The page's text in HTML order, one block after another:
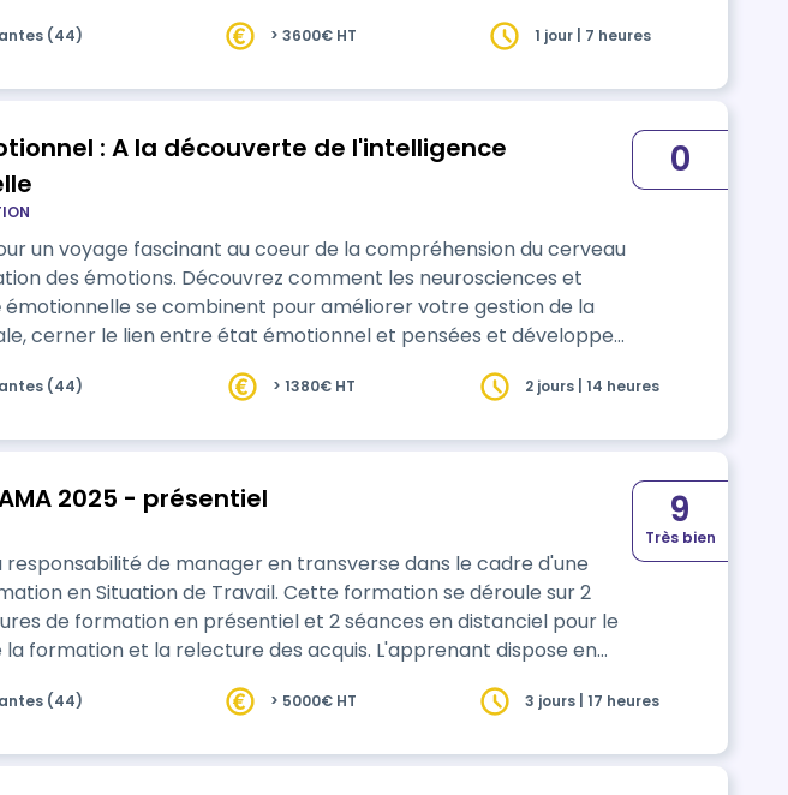
(44) > 3600€ HT 1 jour | 7 heures
: A la découverte de l'intelligence
un voyage fascinant au coeur de la compréhension du cerveau
comment les neurosciences et
émotionnelle se combinent pour améliorer votre gestion de la
cerner le lien entre état émotionnel et pensées et développer
émoti…
0
(44) > 1380€ HT 2 jours | 14 heures
Session TRAMA 2025 - présentiel
responsabilité de manager en transverse dans le cadre d'une
en Situation de Travail. Cette formation se déroule sur 2
de formation en présentiel et 2 séances en distanciel pour le
formation et la relecture des acquis. L'apprenant dispose en
en transverse dans
9
Très bien
(44) > 5000€ HT 3 jours | 17 heures